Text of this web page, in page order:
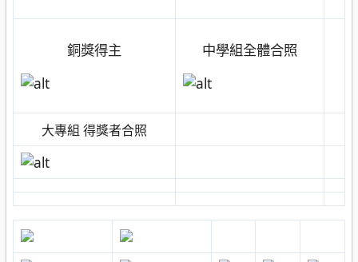
銅獎得主 中學組全體合照
大專組 得獎者合照